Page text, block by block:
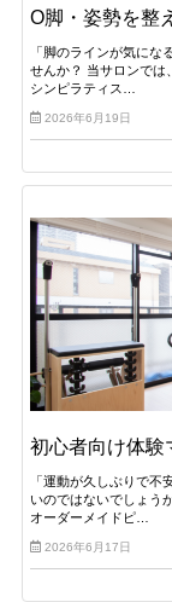
O脚・姿勢を整
「脚のラインが気にな
せんか？ 当サロンでは
シンピラティス…
2026年6月19日
初心者向け体験
「運動が久しぶりで
いのではないでしょう
オーダーメイドピ…
2026年6月17日